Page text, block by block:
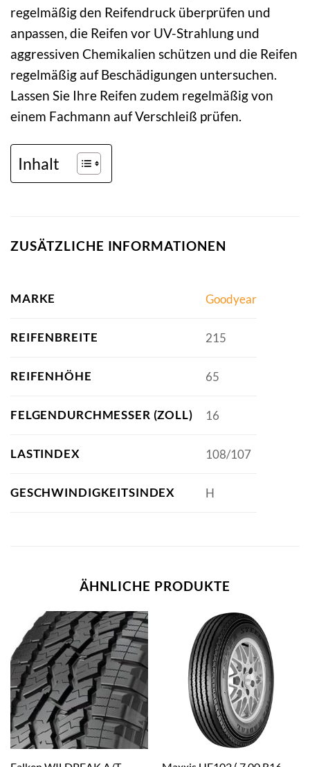
regelmäßig den Reifendruck überprüfen und
anpassen, die Reifen vor UV-Strahlung und
aggressiven Chemikalien schützen und die Reifen
regelmäßig auf Beschädigungen untersuchen.
Lassen Sie Ihre Reifen zudem regelmäßig von
einem Fachmann auf Verschleiß prüfen.
Inhalt
ZUSÄTZLICHE INFORMATIONEN
MARKE Goodyear
REIFENBREITE 215
REIFENHÖHE 65
FELGENDURCHMESSER (ZOLL) 16
LASTINDEX 108/107
GESCHWINDIGKEITSINDEX H
ÄHNLICHE PRODUKTE